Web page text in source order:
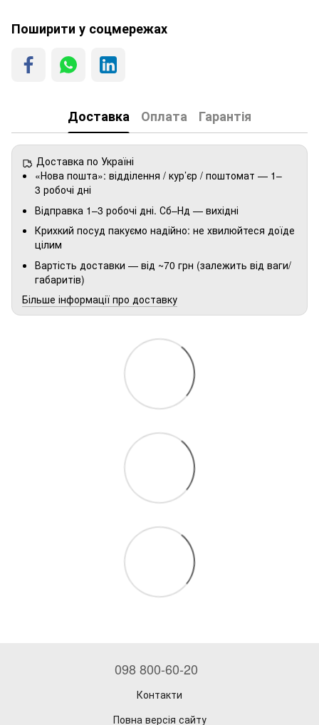
Поширити у соцмережах
Доставка Оплата Гарантія
Доставка по Україні
«Нова пошта»: відділення / кур’єр / поштомат — 1–
3 робочі дні
Відправка 1–3 робочі дні. Сб–Нд — вихідні
Крихкий посуд пакуємо надійно: не хвилюйтеся доїде
цілим
Вартість доставки — від ~70 грн (залежить від ваги/
габаритів)
Більше інформації про доставку
098 800-60-20
Контакти
Повна версія сайту